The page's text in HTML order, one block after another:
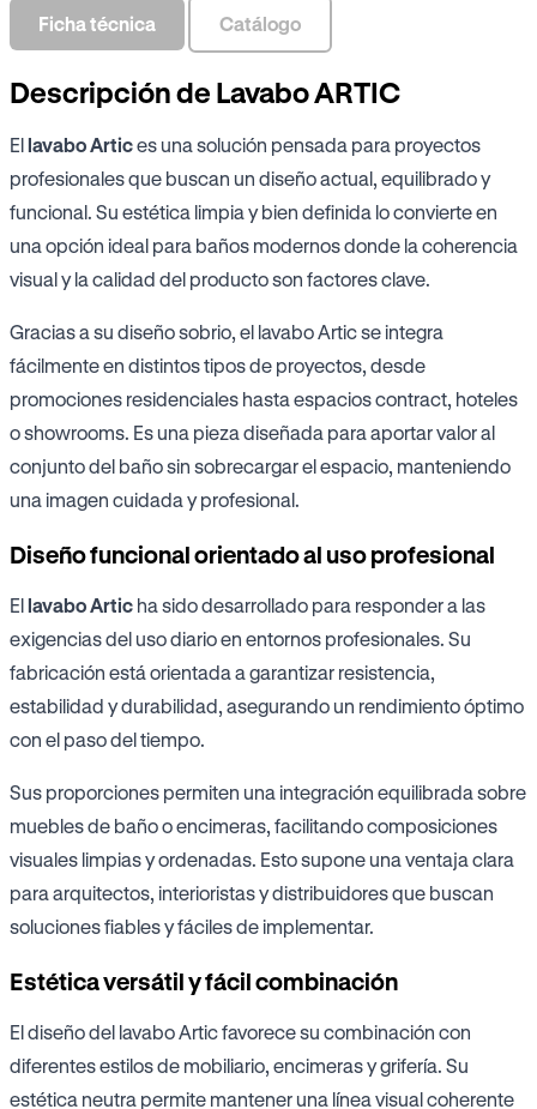
Ficha técnica Catálogo
Descripción de Lavabo ARTIC
Ellavabo Artices una solución pensada para proyectos
profesionales que buscan un diseño actual, equilibrado y
funcional. Su estética limpia y bien definida lo convierte en
una opción ideal para baños modernos donde la coherencia
visual y la calidad del producto son factores clave.
Gracias a su diseño sobrio, el lavabo Artic se integra
fácilmente en distintos tipos de proyectos, desde
promociones residenciales hasta espacios contract, hoteles
o showrooms. Es una pieza diseñada para aportar valor al
conjunto del baño sin sobrecargar el espacio, manteniendo
una imagen cuidada y profesional.
Diseño funcional orientado al uso profesional
Ellavabo Artic ha sido desarrollado para responder a las
exigencias del uso diario en entornos profesionales. Su
fabricación está orientada a garantizar resistencia,
estabilidad y durabilidad, asegurando un rendimiento óptimo
con el paso del tiempo.
Sus proporciones permiten una integración equilibrada sobre
muebles de baño o encimeras, facilitando composiciones
visuales limpias y ordenadas. Esto supone una ventaja clara
para arquitectos, interioristas y distribuidores que buscan
soluciones fiables y fáciles de implementar.
Estética versátil y fácil combinación
El diseño del lavabo Artic favorece su combinación con
diferentes estilos de mobiliario, encimeras y grifería. Su
estética neutra permite mantener una línea visual coherente